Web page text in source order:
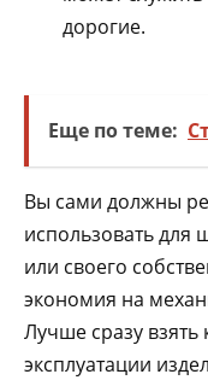
дорогие.
Еще по теме:
Вы сами должны
использовать для
или своего
экономия на
Лучше сразу взять
эксплуатации